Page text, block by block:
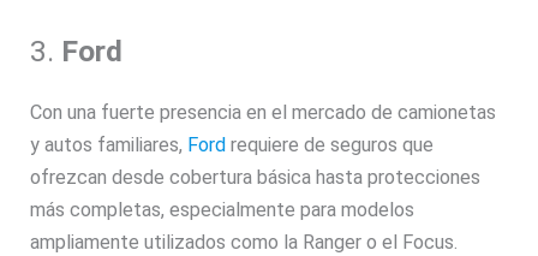
3. Ford
Con una fuerte presencia en el mercado de camionetas
y autos familiares, Fordrequiere de seguros que
ofrezcan desde cobertura básica hasta protecciones
más completas, especialmente para modelos
ampliamente utilizados como la Ranger o el Focus.